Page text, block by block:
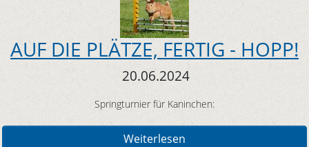
AUF DIE PLÄTZE, FERTIG - HOPP!
20.06.2024
Springturnier für Kaninchen:
Weiterlesen